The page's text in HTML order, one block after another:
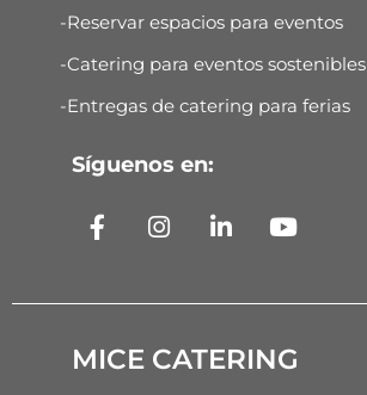
-Reservar espacios para eventos
-Catering para eventos sostenibles
-Entregas de catering para ferias
Síguenos en:
MICE CATERING